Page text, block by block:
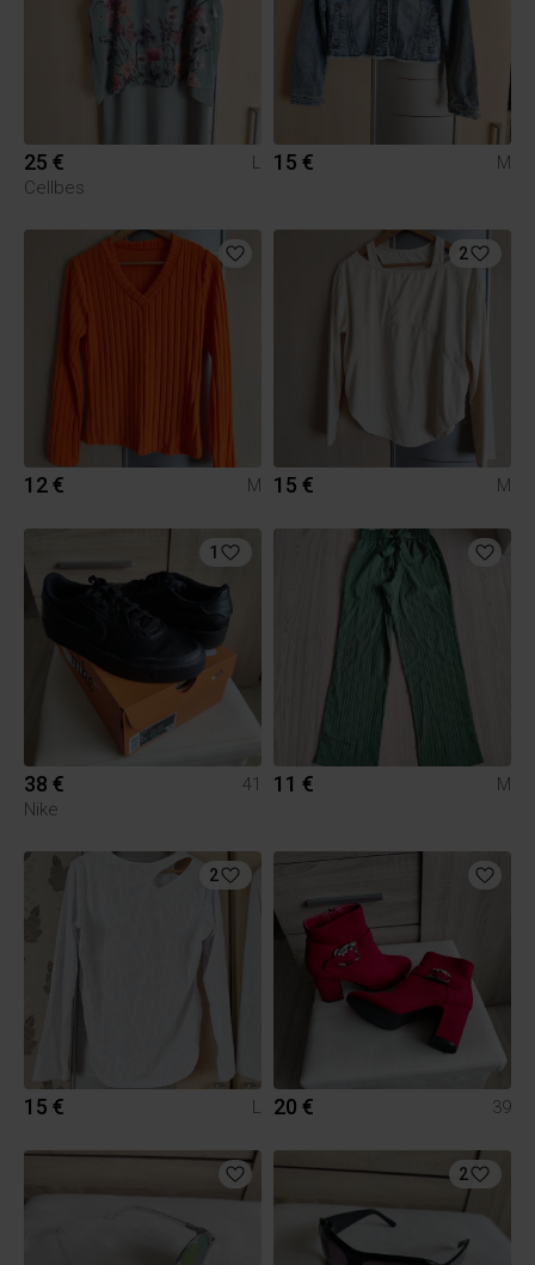
25 €
L
Cellbes
15 € M
12 € M
2
15 € M
1
38 €
41
Nike
11 € M
2
15 € L 20 € 39
2